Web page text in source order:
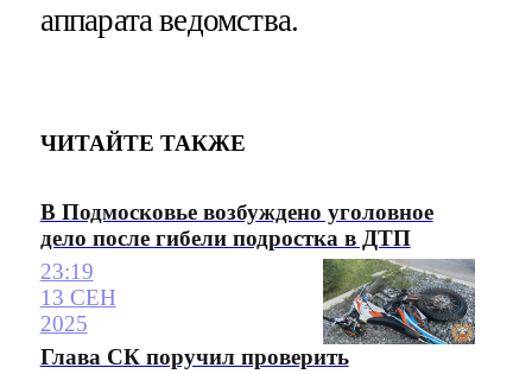
аппарата ведомства.
ЧИТАЙТЕ ТАКЖЕ
В Подмосковье возбуждено уголовное
дело после гибели подростка в ДТП
23:19
13 СЕН
2025
Глава СК поручил проверить